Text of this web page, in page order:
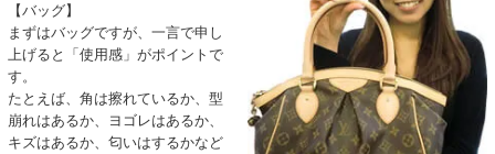
【バッグ】
まずはバッグですが、一言で申し
上げると「使用感」がポイントで
す。
たとえば、角は擦れているか、型
崩れはあるか、ヨゴレはあるか、
キズはあるか、匂いはするかなど